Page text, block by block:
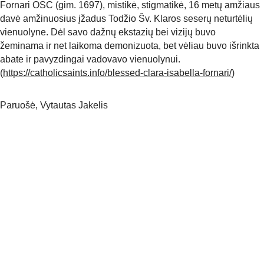
Fornari OSC (gim. 1697), mistikė, stigmatikė, 16 metų amžiaus
davė amžinuosius įžadus Todžio Šv. Klaros seserų neturtėlių
vienuolyne. Dėl savo dažnų ekstazių bei vizijų buvo
žeminama ir net laikoma demonizuota, bet vėliau buvo išrinkta
abate ir pavyzdingai vadovavo vienuolynui.
(https://catholicsaints.info/blessed-clara-isabella-fornari/)
Paruošė, Vytautas Jakelis